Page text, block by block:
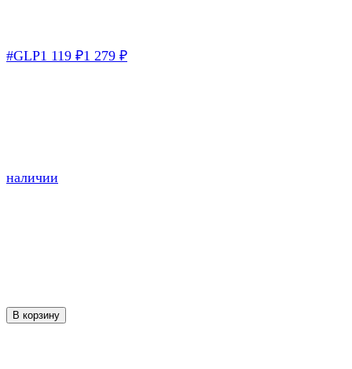
#GLP1 119 ₽1 279 ₽
наличии
В корзину